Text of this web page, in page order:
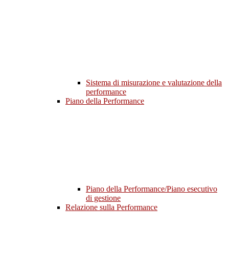
Sistema di misurazione e valutazione della
performance
Piano della Performance
Piano della Performance/Piano esecutivo
di gestione
Relazione sulla Performance